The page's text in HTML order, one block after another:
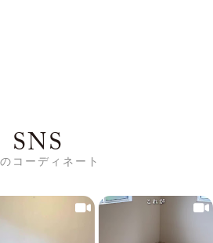
SNS
コーディネート